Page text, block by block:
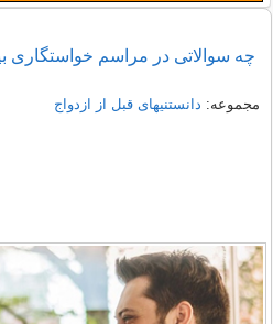
چه سوالاتی در مراسم خواستگاری
مجموعه: دانستنیهای قبل از ازدواج